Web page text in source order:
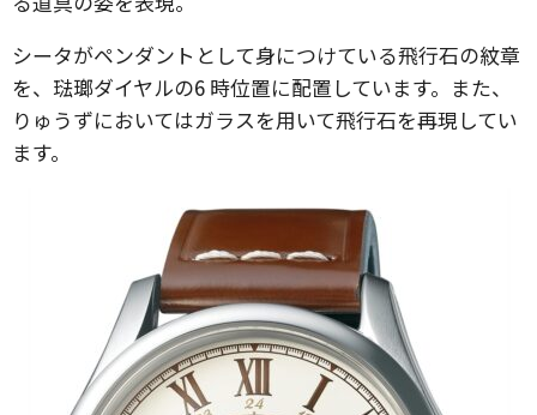
シータがペンダントとして身につけている飛行石の紋章
を、琺瑯ダイヤルの6 時位置に配置しています。また、
りゅうずにおいてはガラスを用いて飛行石を再現してい
ます。